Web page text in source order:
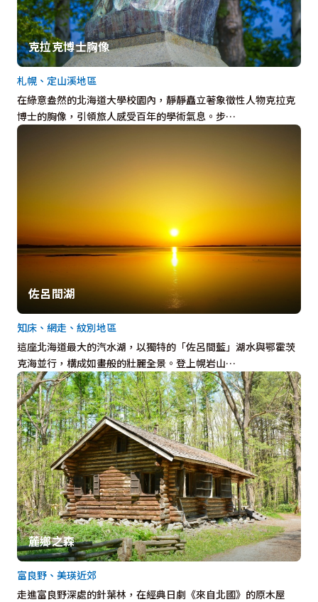
克拉克博士胸像
在綠意盎然的北海道大學校園內，靜靜矗立著象徵性人物克拉克
博士的胸像，引領旅人感受百年的學術氣息。步…
札幌、定山溪地區
佐呂間湖
這座北海道最大的汽水湖，以獨特的「佐呂間藍」湖水與鄂霍茨
克海並行，構成如畫般的壯麗全景。登上幌岩山…
知床、網走、紋別地區
麓鄉之森
走進富良野深處的針葉林，在經典日劇《來自北國》的原木屋
富良野、美瑛近郊